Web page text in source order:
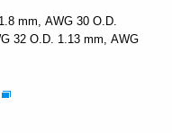
mm
AWG 30 O.D.
32 O.D. 1.13 mm AWG